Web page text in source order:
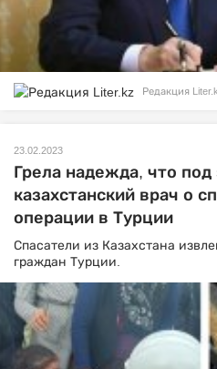
Редакция
23.02.2023
Грела надежда, что
казахстанский врач о
операции в Турции
Спасатели из Казахстана
граждан Турции.